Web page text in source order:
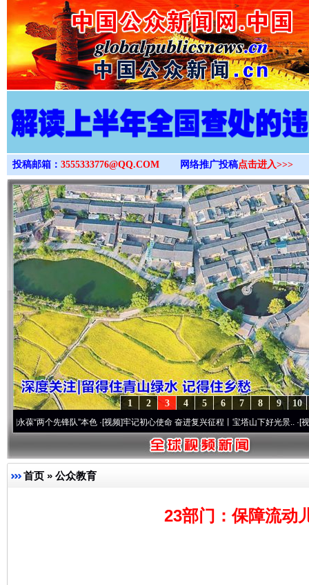
>
投稿邮箱： 3555333776@QQ.COM 网络推广投稿点击进入>>>
10
9
8
7
6
5
4
3
2
1
个先锋队”本色·[视频]牢记初心使命 奋进复兴征程丨宝塔山下好光景..·[视频]因党而
首页 » 公众教育
23部门：保障流动